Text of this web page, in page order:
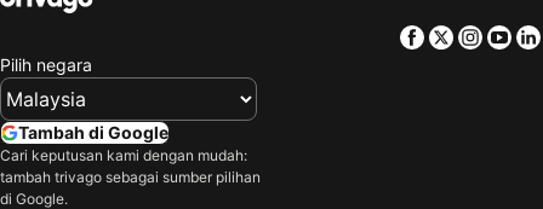
Facebook
Twitter
Pilih negara
Tambah di Google
Cari keputusan kami dengan mudah:
tambah trivago sebagai sumber pilihan
di Google.